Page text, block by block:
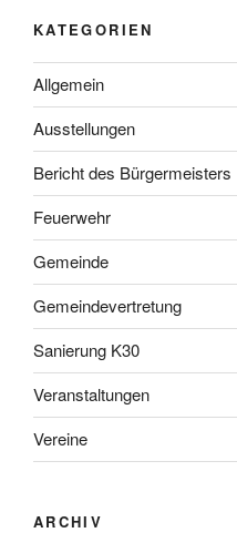
KATEGORIEN
Allgemein
Ausstellungen
Bericht des Bürgermeisters
Feuerwehr
Gemeinde
Gemeindevertretung
Sanierung K30
Veranstaltungen
Vereine
ARCHIV